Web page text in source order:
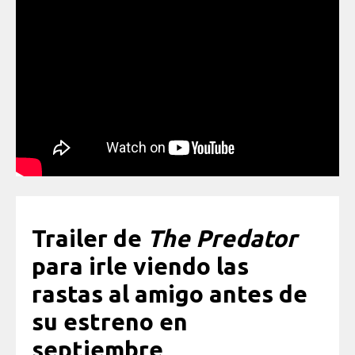
Trailer de The Predator
para irle viendo las
rastas al amigo antes de
su estreno en